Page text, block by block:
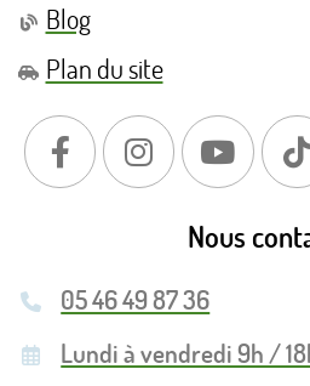
Blog
Plan du site
Nous
05 46 49 87 36
Lundi à vendredi 9h /